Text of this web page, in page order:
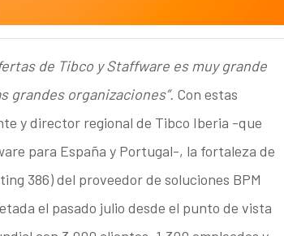
de Tibco y Staffware es muy grande
grandes organizaciones”. Con estas
y director regional de Tibco Iberia -que
para España y Portugal-, la fortaleza de
386) del proveedor de soluciones BPM
el pasado julio desde el punto de vista